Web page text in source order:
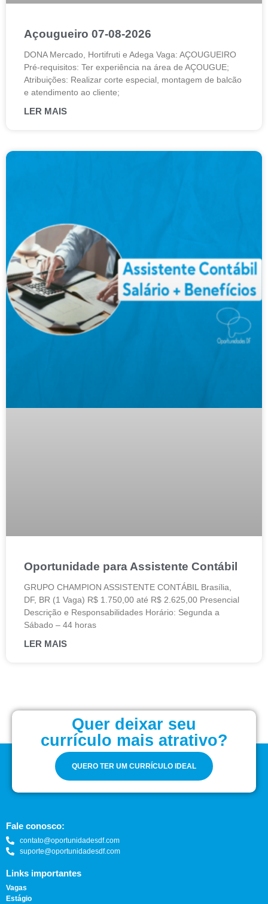
Açougueiro 07-08-2026
DONA Mercado, Hortifruti e Adega Vaga: AÇOUGUEIRO
Pré-requisitos: Ter experiência na área de AÇOUGUE;
Atribuições: Realizar corte especial, montagem de balcão
e atendimento ao cliente;
LER MAIS
Oportunidade para Assistente Contábil
GRUPO CHAMPION ASSISTENTE CONTÁBIL Brasília,
DF, BR (1 Vaga) R$ 1.750,00 até R$ 2.625,00 Presencial
Descrição e Responsabilidades Horário: Segunda a
Sábado – 44 horas
LER MAIS
Quer deixar seu
currículo mais atrativo?
QUERO TER UM CURRÍCULO IDEAL
Fale conosco:
contato@oportunidadesdf.com
suporte@oportunidadesdf.com
Links importantes
Vagas
Estágio